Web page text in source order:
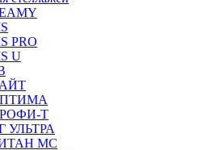
PRO
U
Т
УЛЬТРА
МС